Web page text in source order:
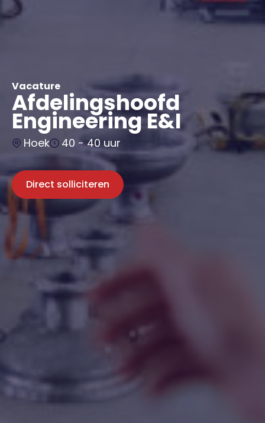
Vacature
Afdelingshoofd
Engineering E&I
Hoek 40 - 40 uur
Direct solliciteren